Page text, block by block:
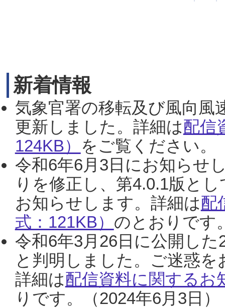
新着情報
気象官署の移転及び風向風
更新しました。詳細は配信
124KB） をご覧ください。
令和6年6月3日にお知らせ
りを修正し、第4.0.1版と
お知らせします。詳細は配
式：121KB） のとおりです
令和6年3月26日に公開し
と判明しました。ご迷惑
詳細は配信資料に関するお
りです。（2024年6月3日）